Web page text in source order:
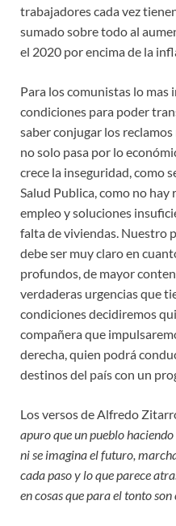
trabajadores cada vez
sumado sobre todo al
el 2020 por encima de la
Para los comunistas lo mas
condiciones para poder
saber conjugar los
no solo pasa por lo
crece la inseguridad, como
Salud Publica, como no hay
empleo y soluciones
falta de viviendas. Nuestro
debe ser muy claro en
profundos, de mayor
verdaderas urgencias que
condiciones decidiremos
compañera que
derecha, quien podrá
destinos del país con un
Los versos de Alfredo
apuro que un pueblo
ni se imagina el futuro,
cada paso y lo que parece
en cosas que para el tonto son